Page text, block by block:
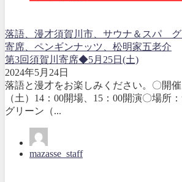
落語、漫才須賀川市、サウナ＆スパ グ
寄席、ペンギンナッツ、松明家五老介
第3回須賀川寄席◆5月25日(土)
2024年5月24日
落語と漫才をお楽しみください。〇開催
（土）14：00開場、15：00開演〇場所
グリーン（...
mazasse_staff